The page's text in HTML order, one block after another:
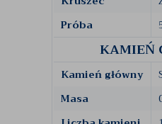
Próba
KAMIEŃ
Kamień główny
Masa